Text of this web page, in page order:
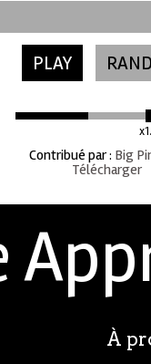
PLAY
Contribué par: Big
Télécharger
À